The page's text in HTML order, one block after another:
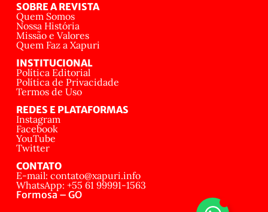
SOBRE A REVISTA
Quem Somos
Nossa História
Missão e Valores
Quem Faz a Xapuri
INSTITUCIONAL
Política Editorial
Política de Privacidade
Termos de Uso
REDES E PLATAFORMAS
Instagram
Facebook
YouTube
Twitter
CONTATO
E-mail: contato@xapuri.info
WhatsApp: +55 61 99991-1563
Formosa – GO